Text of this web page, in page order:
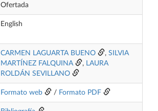
Ofertada
English
CARMEN LAGUARTA BUENO , SILVIA
MARTÍNEZ FALQUINA
, LAURA
ROLDÁN SEVILLANO
Formato web / Formato PDF